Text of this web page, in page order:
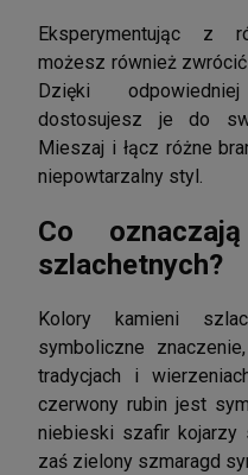
Eksperymentując z
możesz również
Dzięki
dostosujesz je do
Mieszaj i łącz różne
niepowtarzalny styl.
Co
szlachetnych?
Kolory kamieni
symboliczne
tradycjach i
czerwony rubin jest
niebieski szafir kojarzy
zaś zielony szmaragd